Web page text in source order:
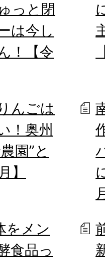
っと閉
は今し
！【令
んごは
！奥州
園”と
】
をメン
食品っ